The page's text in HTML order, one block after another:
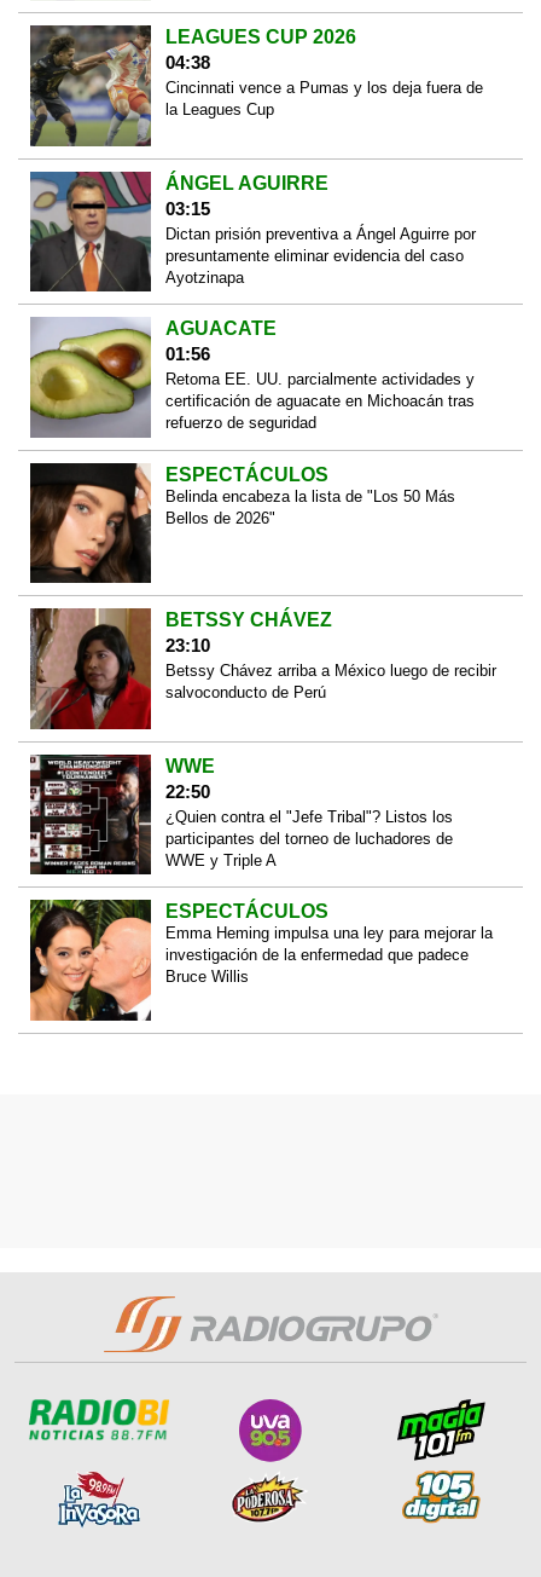
LEAGUES CUP 2026
04:38
Cincinnati vence a Pumas y los deja fuera de
la Leagues Cup
ÁNGEL AGUIRRE
03:15
Dictan prisión preventiva a Ángel Aguirre por
presuntamente eliminar evidencia del caso
Ayotzinapa
AGUACATE
01:56
Retoma EE. UU. parcialmente actividades y
certificación de aguacate en Michoacán tras
refuerzo de seguridad
ESPECTÁCULOS
Belinda encabeza la lista de "Los 50 Más
Bellos de 2026"
BETSSY CHÁVEZ
23:10
Betssy Chávez arriba a México luego de recibir
salvoconducto de Perú
WWE
22:50
¿Quien contra el "Jefe Tribal"? Listos los
participantes del torneo de luchadores de
WWE y Triple A
ESPECTÁCULOS
Emma Heming impulsa una ley para mejorar la
investigación de la enfermedad que padece
Bruce Willis